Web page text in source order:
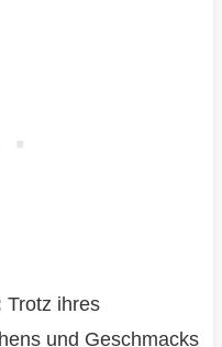
Trotz ihres
und Geschmacks